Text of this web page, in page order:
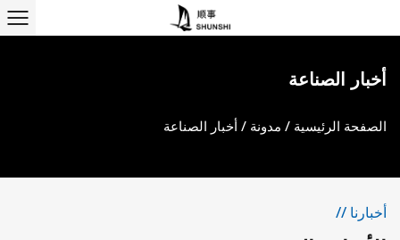
أخبار الصناعة
الصفحة الرئيسية / مدونة / أخبار الصناعة
أخبارنا //